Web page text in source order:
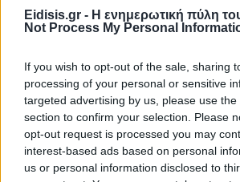
Eidisis.gr - Η ενημερωτική πύλη του
Not Process My Personal
If you wish to opt-out of the sale, sharing
processing of your personal or sensitive
targeted advertising by us, please use
section to confirm your selection. Please
opt-out request is processed you may
interest-based ads based on personal
us or personal information disclosed to
Πρωινή